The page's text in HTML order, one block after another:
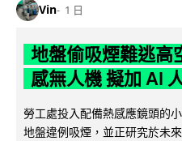
Vin 1 日
地盤偷吸煙難逃高
感無人機 擬加 AI
勞工處投入配備熱感應鏡頭的
地盤違例吸煙，並正研究於未